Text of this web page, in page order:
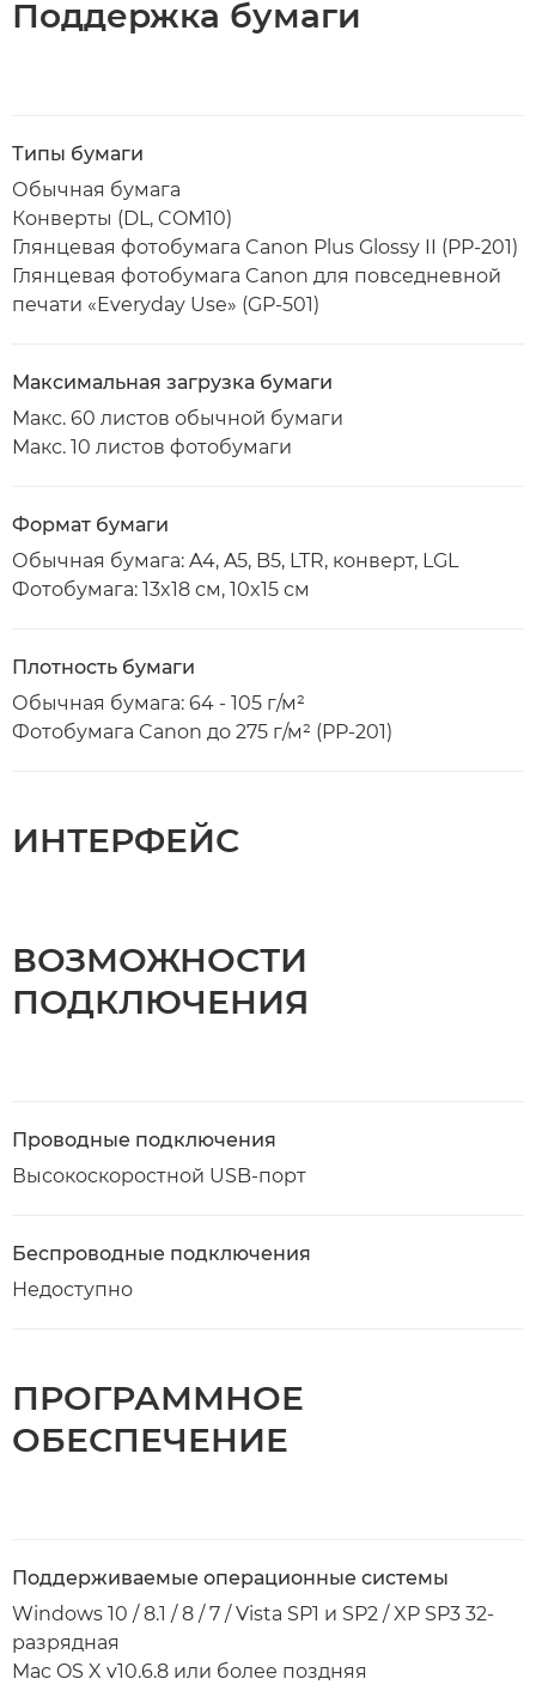
Поддержка бумаги
Типы бумаги
Обычная бумага
Конверты (DL, COM10)
Глянцевая фотобумага Canon Plus Glossy II (PP-201)
Глянцевая фотобумага Canon для повседневной
печати «Everyday Use» (GP-501)
Максимальная загрузка бумаги
Макс. 60 листов обычной бумаги
Макс. 10 листов фотобумаги
Формат бумаги
Обычная бумага: A4, A5, B5, LTR, конверт, LGL
Фотобумага: 13x18 см, 10x15 см
Плотность бумаги
Обычная бумага: 64 - 105 г/м²
Фотобумага Canon до 275 г/м² (PP-201)
ИНТЕРФЕЙС
ВОЗМОЖНОСТИ
ПОДКЛЮЧЕНИЯ
Проводные подключения
Высокоскоростной USB-порт
Беспроводные подключения
Недоступно
ПРОГРАММНОЕ
ОБЕСПЕЧЕНИЕ
Поддерживаемые операционные системы
Windows 10 / 8.1 / 8 / 7 / Vista SP1 и SP2 / XP SP3 32-
разрядная
Mac OS X v10.6.8 или более поздняя